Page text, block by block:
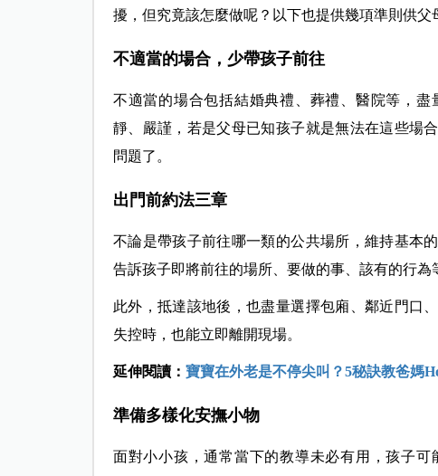
擾，但究竟該怎麼做呢？以下也提供幾項準則供父
不適當的場合，少帶孩子前往
不適當的場合包括結婚典禮、葬禮、醫院等，
靜、嚴謹，若是父母已知孩子就是無法在這些場
問題了。
出門前約法三章
不論是帶孩子前往哪一類的公共場所，維持基本
告訴孩子即將前往的場所、要做的事、該有的行為
此外，抵達該地後，也盡量選擇包廂、鄰近門口
失控時，也能立即離開現場。
延伸閱讀： 寶寶在外老是不停尖叫？5秘訣教爸媽
準備多樣化安撫小物
面對小小孩，通常當下的教導未必有用，孩子